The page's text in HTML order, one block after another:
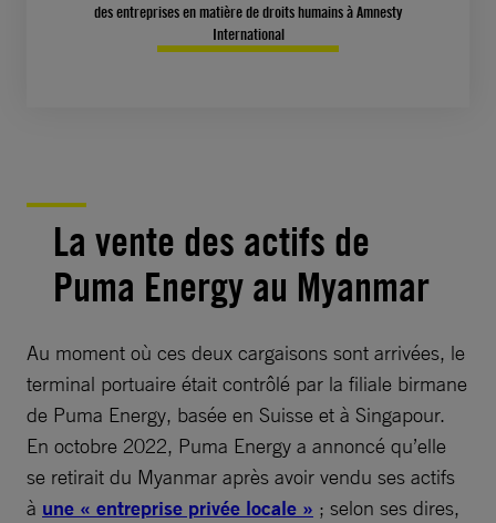
des entreprises en matière de droits humains à Amnesty
International
La vente des actifs de
Puma Energy au Myanmar
Au moment où ces deux cargaisons sont arrivées, le
terminal portuaire était contrôlé par la filiale birmane
de Puma Energy, basée en Suisse et à Singapour.
En octobre 2022, Puma Energy a annoncé qu’elle
se retirait du Myanmar après avoir vendu ses actifs
à une « entreprise privée locale » ; selon ses dires,